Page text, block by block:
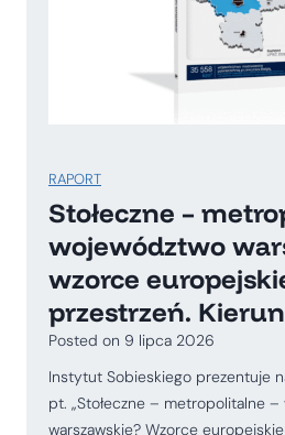
RAPORT
Stołeczne –
województwo
wzorce
przestrzeń.
Posted on 9 lipca 2026
Instytut Sobieskiego prezentuje
pt. „Stołeczne – metropolitalne
warszawskie? Wzorce